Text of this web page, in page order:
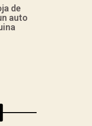
de
auto